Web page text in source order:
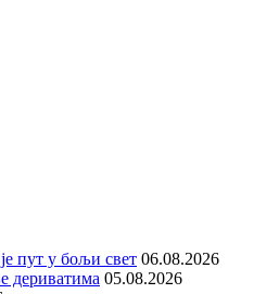
пут у бољи свет 06.08.2026
дериватима 05.08.2026